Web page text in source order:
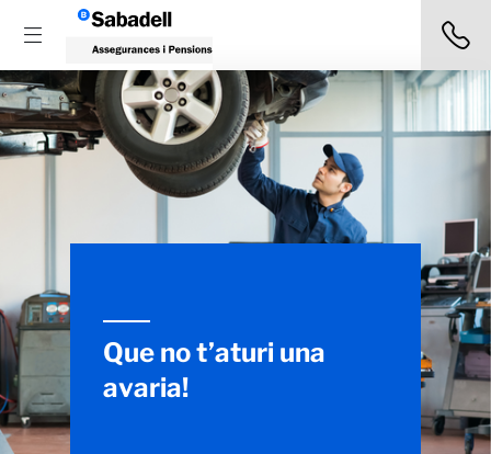
Que no t’aturi una
avaria!